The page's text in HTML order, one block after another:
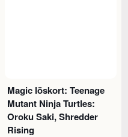
Magic löskort: Teenage
Mutant Ninja Turtles:
Oroku Saki, Shredder
Rising